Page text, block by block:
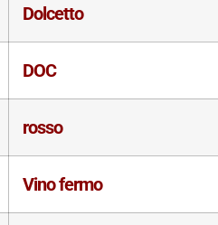
Dolcetto
DOC
rosso
Vino fermo